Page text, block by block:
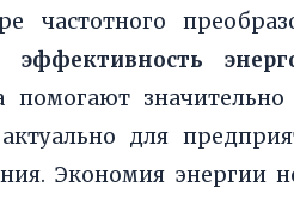
частотного
эффективность
помогают
для
Экономия энергии